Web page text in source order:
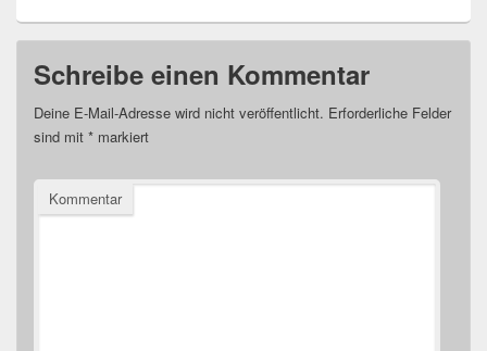
Schreibe einen Kommentar
Deine E-Mail-Adresse wird nicht veröffentlicht. Erforderliche Felder
sind mit * markiert
Kommentar